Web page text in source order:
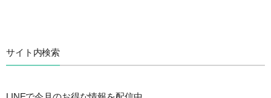
サイト内検索